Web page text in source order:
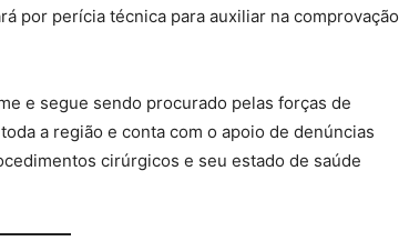
por perícia técnica para auxiliar na comprovação
e segue sendo procurado pelas forças de
a região e conta com o apoio de denúncias
cirúrgicos e seu estado de saúde